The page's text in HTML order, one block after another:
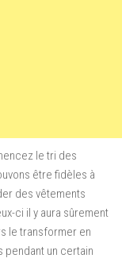
le tri des
être fidèles à
des vêtements
ci il y aura sûrement
le transformer en
pendant un certain